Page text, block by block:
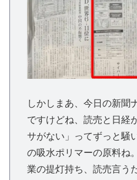
しかしまあ、今日の新聞
ですけどね、読売と日経
サがない」ってずっと騒
の吸水ポリマーの原料ね
業の提灯持ち、読売言う